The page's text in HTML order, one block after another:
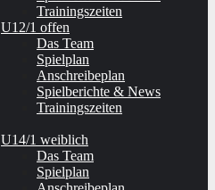
Trainingszeiten
U12/1 offen
Das Team
Spielplan
Anschreibeplan
Spielberichte & News
Trainingszeiten
U14/1 weiblich
Das Team
Spielplan